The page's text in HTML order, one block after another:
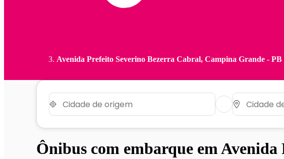
Avenida Prefeito Severino Bezerra Cabral, Campina Grande - PB
Ônibus com embarque em